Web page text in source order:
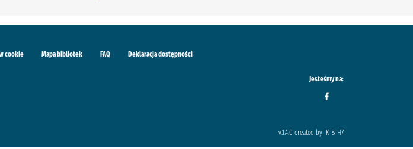
cookie Mapa bibliotek FAQ Deklaracja dostępności
Jesteśmy na:
v.1.4.0 created by IK & H7